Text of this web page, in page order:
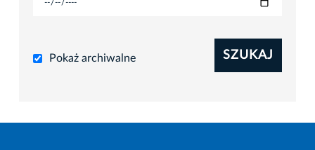
Pokaż archiwalne SZUKAJ